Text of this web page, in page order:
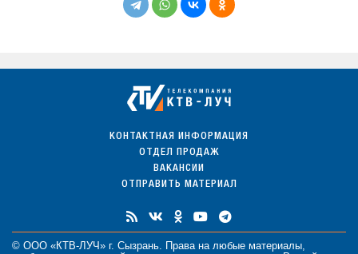
КОНТАКТНАЯ ИНФОРМАЦИЯ
ОТДЕЛ ПРОДАЖ
ВАКАНСИИ
ОТПРАВИТЬ МАТЕРИАЛ
© ООО «КТВ-ЛУЧ» г. Сызрань. Права на любые материалы